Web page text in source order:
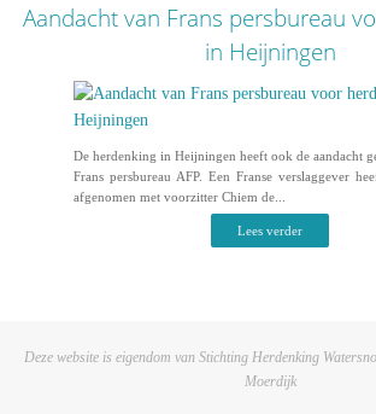
Aandacht van Frans persbureau
in Heijningen
De herdenking in Heijningen heeft ook de aandacht
Frans persbureau AFP. Een Franse verslaggever
afgenomen met voorzitter Chiem de...
Lees verder
Deze website is eigendom van Stichting Herdenking
Moerdijk